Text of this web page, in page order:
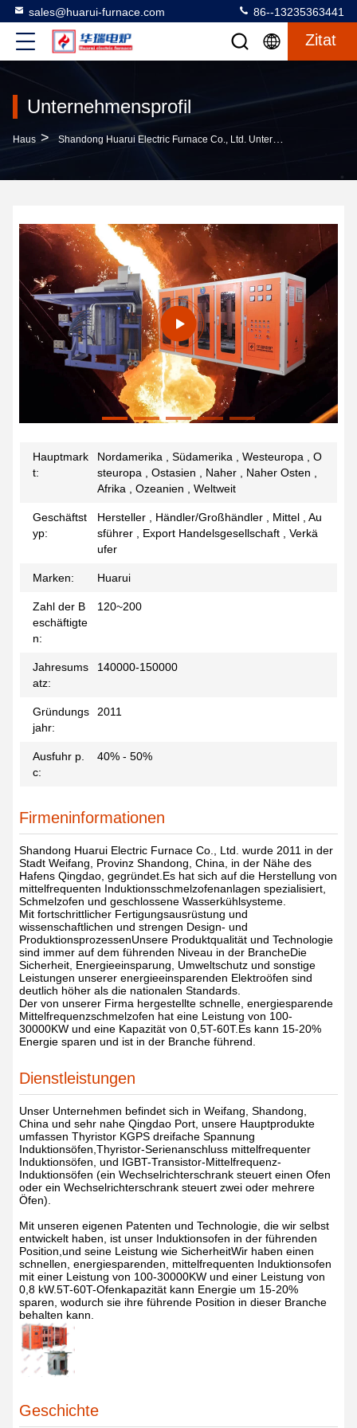
sales@huarui-furnace.com 86--13235363441
Zitat
Unternehmensprofil
Haus > Shandong Huarui Electric Furnace Co., Ltd. Unternehmensprofil
Hauptmark
t:
Nordamerika , Südamerika , Westeuropa , O
steuropa , Ostasien , Naher , Naher Osten ,
Afrika , Ozeanien , Weltweit
Geschäftst
yp:
Hersteller , Händler/Großhändler , Mittel , Au
sführer , Export Handelsgesellschaft , Verkä
ufer
Marken: Huarui
Zahl der B
eschäftigte
n:
120~200
Jahresums
atz:
140000-150000
Gründungs
jahr:
2011
Ausfuhr p.
c:
40% - 50%
Firmeninformationen
Shandong Huarui Electric Furnace Co., Ltd. wurde 2011 in der
Stadt Weifang, Provinz Shandong, China, in der Nähe des
Hafens Qingdao, gegründet.Es hat sich auf die Herstellung von
mittelfrequenten Induktionsschmelzofenanlagen spezialisiert,
Schmelzofen und geschlossene Wasserkühlsysteme.
Mit fortschrittlicher Fertigungsausrüstung und
wissenschaftlichen und strengen Design- und
ProduktionsprozessenUnsere Produktqualität und Technologie
sind immer auf dem führenden Niveau in der BrancheDie
Sicherheit, Energieeinsparung, Umweltschutz und sonstige
Leistungen unserer energieeinsparenden Elektroöfen sind
deutlich höher als die nationalen Standards.
Der von unserer Firma hergestellte schnelle, energiesparende
Mittelfrequenzschmelzofen hat eine Leistung von 100-
30000KW und eine Kapazität von 0,5T-60T.Es kann 15-20%
Energie sparen und ist in der Branche führend.
Dienstleistungen
Unser Unternehmen befindet sich in Weifang, Shandong,
China und sehr nahe Qingdao Port, unsere Hauptprodukte
umfassen Thyristor KGPS dreifache Spannung
Induktionsöfen,Thyristor-Serienanschluss mittelfrequenter
Induktionsöfen, und IGBT-Transistor-Mittelfrequenz-
Induktionsöfen (ein Wechselrichterschrank steuert einen Ofen
oder ein Wechselrichterschrank steuert zwei oder mehrere
Öfen).
Mit unseren eigenen Patenten und Technologie, die wir selbst
entwickelt haben, ist unser Induktionsofen in der führenden
Position,und seine Leistung wie SicherheitWir haben einen
schnellen, energiesparenden, mittelfrequenten Induktionsofen
mit einer Leistung von 100-30000KW und einer Leistung von
0,8 kW.5T-60T-Ofenkapazität kann Energie um 15-20%
sparen, wodurch sie ihre führende Position in dieser Branche
behalten kann.
Geschichte